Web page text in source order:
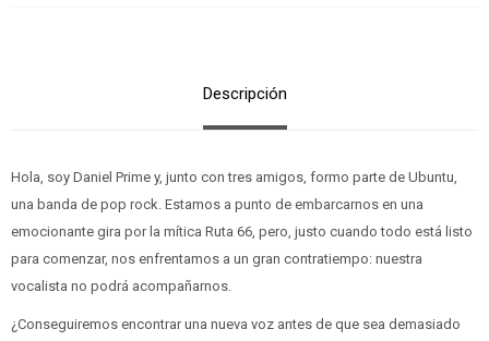
Descripción
Hola, soy Daniel Prime y, junto con tres amigos, formo parte de Ubuntu,
una banda de pop rock. Estamos a punto de embarcarnos en una
emocionante gira por la mítica Ruta 66, pero, justo cuando todo está listo
para comenzar, nos enfrentamos a un gran contratiempo: nuestra
vocalista no podrá acompañarnos.
¿Conseguiremos encontrar una nueva voz antes de que sea demasiado